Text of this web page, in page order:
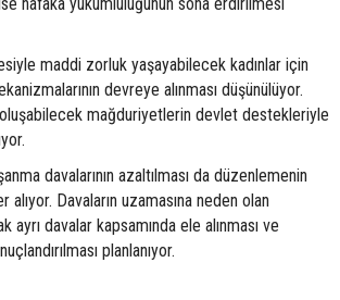
maddi zorluk yaşayabilecek kadınlar için
devreye alınması düşünülüyor.
mağduriyetlerin devlet destekleriyle
davalarının azaltılması da düzenlemenin
alıyor. Davaların uzamasına neden olan
ayrı davalar kapsamında ele alınması ve
planlanıyor.